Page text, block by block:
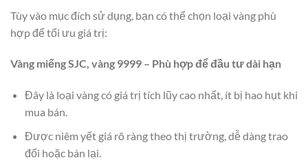
Tùy vào mục đích sử dụng, bạn có thể chọn loại vàng phù
hợp để tối ưu giá trị:
Vàng miếng SJC, vàng 9999 – Phù hợp để đầu tư dài hạn
Đây là loại vàng có giá trị tích lũy cao nhất, ít bị hao hụt khi
mua bán.
Được niêm yết giá rõ ràng theo thị trường, dễ dàng trao
đổi hoặc bán lại.